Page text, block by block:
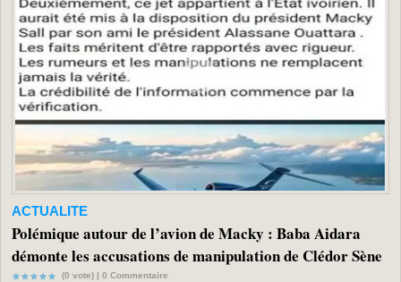
ACTUALITE
Polémique autour de l’avion de Macky : Baba Aidara
démonte les accusations de manipulation de Clédor Sène
(0 vote) | 0 Commentaire